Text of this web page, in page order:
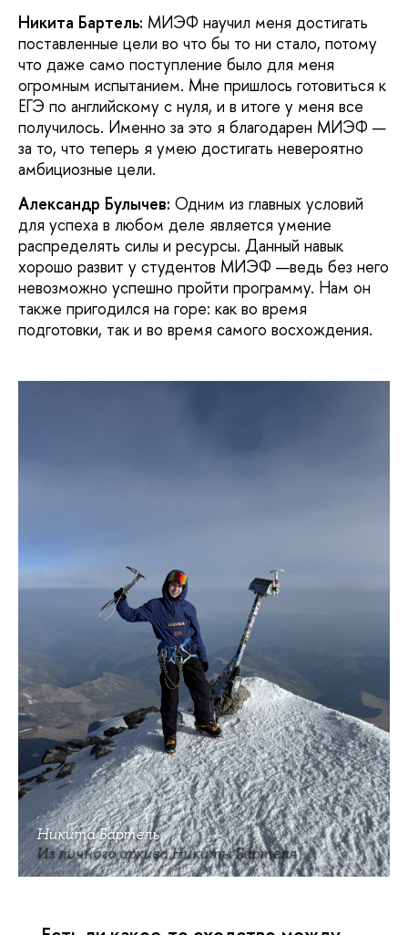
Никита Бартель: МИЭФ научил меня достигать
поставленные цели во что бы то ни стало, потому
что даже само поступление было для меня
огромным испытанием. Мне пришлось готовиться к
ЕГЭ по английскому с нуля, и в итоге у меня все
получилось. Именно за это я благодарен МИЭФ —
за то, что теперь я умею достигать невероятно
амбициозные цели.
Александр Булычев: Одним из главных условий
для успеха в любом деле является умение
распределять силы и ресурсы. Данный навык
хорошо развит у студентов МИЭФ —ведь без него
невозможно успешно пройти программу. Нам он
также пригодился на горе: как во время
подготовки, так и во время самого восхождения.
Никита Бартель
Из личного архива Никиты Бартеля